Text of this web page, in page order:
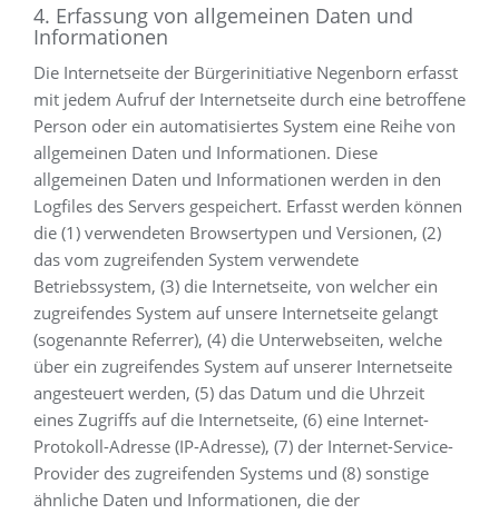
4. Erfassung von allgemeinen Daten und
Informationen
Die Internetseite der Bürgerinitiative Negenborn erfasst
mit jedem Aufruf der Internetseite durch eine betroffene
Person oder ein automatisiertes System eine Reihe von
allgemeinen Daten und Informationen. Diese
allgemeinen Daten und Informationen werden in den
Logfiles des Servers gespeichert. Erfasst werden können
die (1) verwendeten Browsertypen und Versionen, (2)
das vom zugreifenden System verwendete
Betriebssystem, (3) die Internetseite, von welcher ein
zugreifendes System auf unsere Internetseite gelangt
(sogenannte Referrer), (4) die Unterwebseiten, welche
über ein zugreifendes System auf unserer Internetseite
angesteuert werden, (5) das Datum und die Uhrzeit
eines Zugriffs auf die Internetseite, (6) eine Internet-
Protokoll-Adresse (IP-Adresse), (7) der Internet-Service-
Provider des zugreifenden Systems und (8) sonstige
ähnliche Daten und Informationen, die der